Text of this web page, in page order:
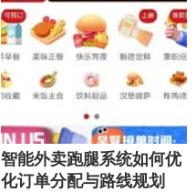
智能外卖跑腿系统如何优
化订单分配与路线规划